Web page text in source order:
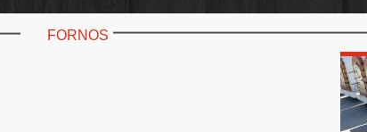
FORNOS